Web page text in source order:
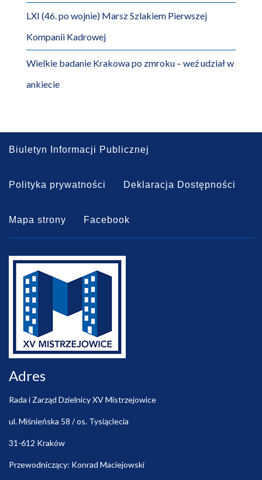
LXI (46. po wojnie) Marsz Szlakiem Pierwszej
Kompanii Kadrowej
Wielkie badanie Krakowa po zmroku – weź udział w
ankiecie
Biuletyn Informacji Publicznej
Polityka prywatności Deklaracja Dostępności
Mapa strony Facebook
Adres
Rada i Zarząd Dzielnicy XV Mistrzejowice
ul. Miśnieńska 58 / os. Tysiąclecia
31-612 Kraków
Przewodniczący: Konrad Maciejowski